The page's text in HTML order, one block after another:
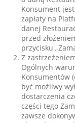
Konsument
zapłaty na
danej
przed
przycisku
Z
Ogólnych
Konsumentów
być możliwy
dostarczenia
części tego
zawsze